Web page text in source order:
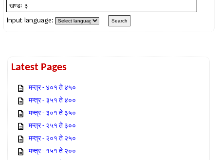
Input language:
Latest Pages
मन्त्र - ४०१ ते ४५०
मन्त्र - ३५१ ते ४००
मन्त्र - ३०१ ते ३५०
मन्त्र - २५१ ते ३००
मन्त्र - २०१ ते २५०
मन्त्र - १५१ ते २००